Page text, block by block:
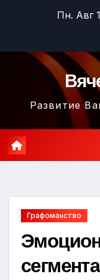
Пн. Авг
Развитие
Графоманство